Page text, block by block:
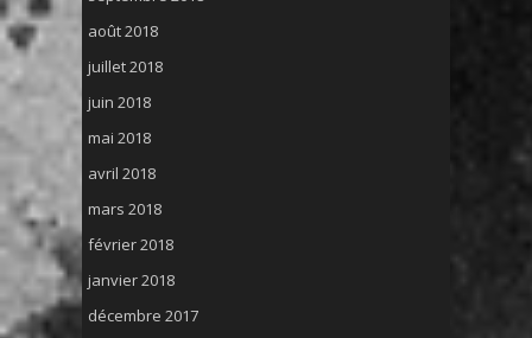
août 2018
juillet 2018
juin 2018
mai 2018
avril 2018
mars 2018
février 2018
janvier 2018
décembre 2017